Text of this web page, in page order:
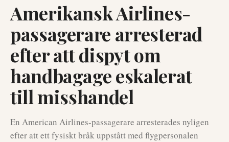
Amerikansk Airlines-
passagerare arresterad
efter att dispyt om
handbagage eskalerat
till misshandel
En American Airlines-passagerare arresterades nyligen
efter att ett fysiskt bråk uppstått med flygpersonalen